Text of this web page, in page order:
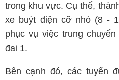
trong khu vực. Cụ thể,
xe buýt điện cỡ nhỏ (8 -
phục vụ việc trung
đai 1.
Bên cạnh đó, các tuyến